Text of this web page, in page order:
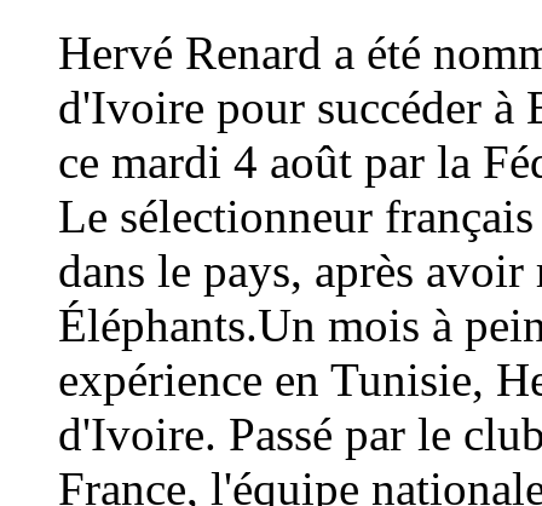
Hervé Renard a été
d'Ivoire pour succéder à
ce mardi 4 août par la
Le sélectionneur
dans le pays, après
Éléphants.Un mois à
expérience en Tunisie,
d'Ivoire. Passé par le
France, l'équipe